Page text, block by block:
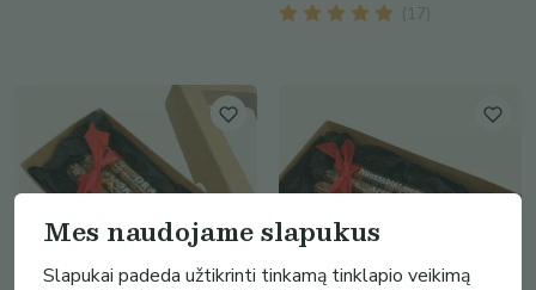
( 17
Mes naudojame slapukus
Slapukai padeda užtikrinti tinkamą tinklapio veikimą